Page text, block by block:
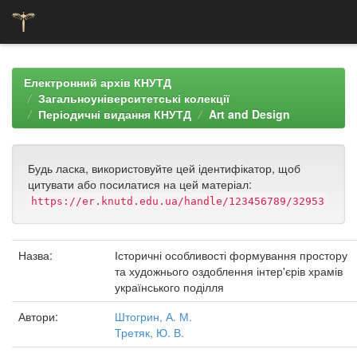
navigationЕлектронний архів КНУТД
Загальноуніверситетські колекції
Періодичні видання КНУТД
Art and Design
Будь ласка, використовуйте цей ідентифікатор, щоб
цитувати або посилатися на цей матеріал:
https://er.knutd.edu.ua/handle/123456789/32953
Назва:
Історичні особливості формування простору
та художнього оздоблення інтер'єрів храмів
українського поділля
Автори:
Штогрин, А. М.
Третяк, Ю. В.